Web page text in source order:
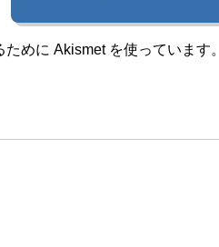
めに Akismet を使っています。